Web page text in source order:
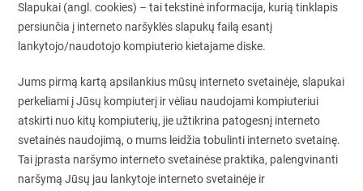
Slapukai (angl. cookies) – tai tekstinė informacija, kurią tinklapis
persiunčia į interneto naršyklės slapukų failą esantį
lankytojo/naudotojo kompiuterio kietajame diske.
Jums pirmą kartą apsilankius mūsų interneto svetainėje, slapukai
perkeliami į Jūsų kompiuterį ir vėliau naudojami kompiuteriui
atskirti nuo kitų kompiuterių, jie užtikrina patogesnį interneto
svetainės naudojimą, o mums leidžia tobulinti interneto svetainę.
Tai įprasta naršymo interneto svetainėse praktika, palengvinanti
naršymą Jūsų jau lankytoje interneto svetainėje ir